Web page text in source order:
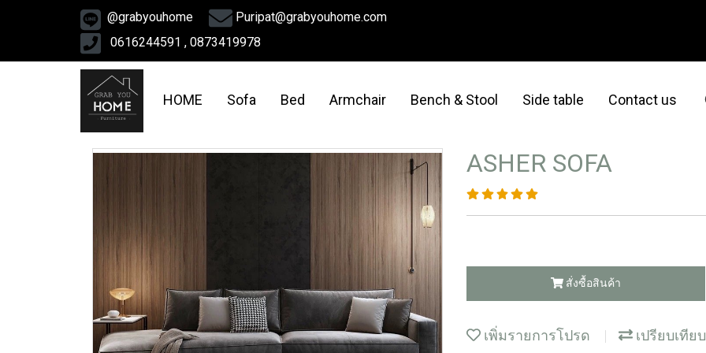
@grabyouhome
Puripat@grabyouhome.com
0616244591 , 0873419978
HOME Sofa Bed Armchair Bench & Stool Side table Contact us
ASHER SOFA
สั่งซื้อสินค้า
เพิ่มรายการโปรด เปรียบเทียบ